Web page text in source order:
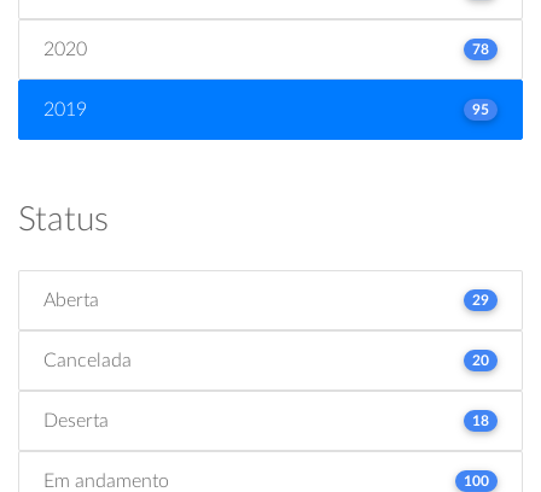
2020 78
2019 95
Status
Aberta 29
Cancelada 20
Deserta 18
Em andamento 100